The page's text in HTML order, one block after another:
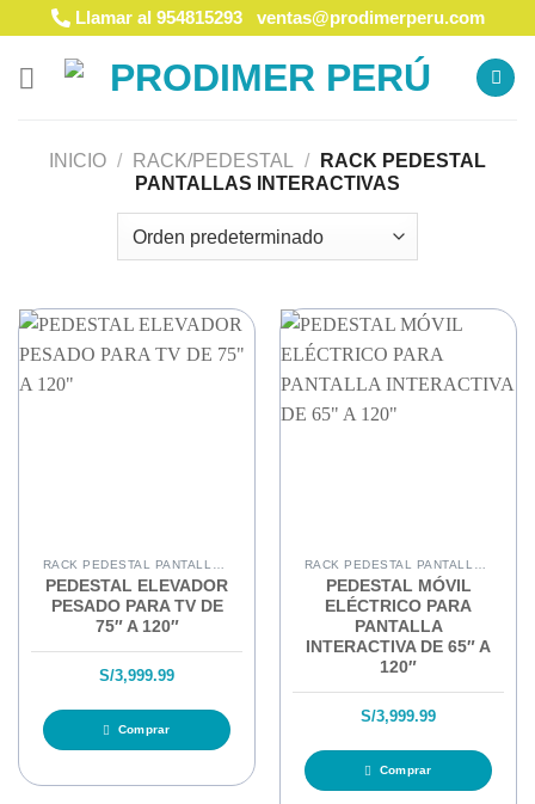
contenido
Llamar al 954815293ventas@prodimerperu.com
INICIO / RACK/PEDESTAL /
RACK PEDESTAL
PANTALLAS INTERACTIVAS
PEDESTAL ELEVADOR
PESADO PARA TV DE
75″ A 120″
S/3,999.99
Comprar
PEDESTAL MÓVIL
ELÉCTRICO PARA
PANTALLA
INTERACTIVA DE 65″ A
120″
S/3,999.99
Comprar